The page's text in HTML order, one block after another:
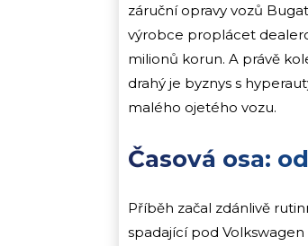
záruční opravy vozů
výrobce proplácet
milionů korun. A právě
drahý je byznys s
malého ojetého vozu.
Časová osa:
Příběh začal zdánlivě
spadající pod